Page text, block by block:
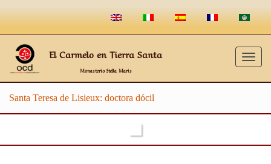
El Carmelo en Tierra Santa
Monasterio Stella Maris
Santa Teresa de Lisieux: doctora dócil